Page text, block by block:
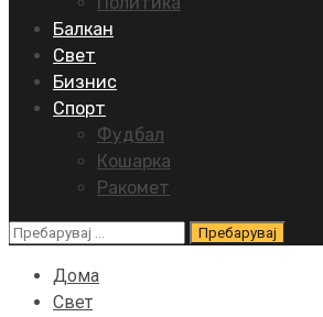
Балкан
Свет
Бизнис
Спорт
Фудбал
Кошарка
Ракомет
Пребарувај
Дома
Свет